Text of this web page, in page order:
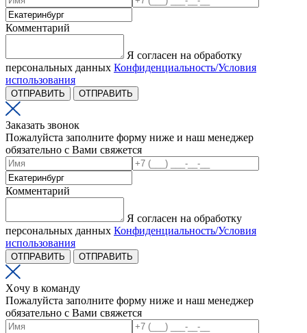
Комментарий
Я согласен на обработку
персональных данных Конфиденциальность/Условия
использования
ОТПРАВИТЬ ОТПРАВИТЬ
Заказать звонок
Пожалуйста заполните форму ниже и наш менеджер
обязательно с Вами свяжется
Комментарий
Я согласен на обработку
персональных данных Конфиденциальность/Условия
использования
ОТПРАВИТЬ ОТПРАВИТЬ
Xочу в команду
Пожалуйста заполните форму ниже и наш менеджер
обязательно с Вами свяжется